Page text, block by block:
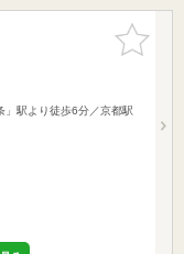
お気に入
りに追加
」駅より徒歩6分／京都駅